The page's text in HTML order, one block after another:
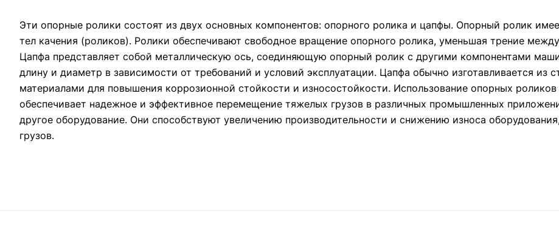
Эти опорные ролики состоят из двух основных компонентов: опорного ролика и цапфы. Опорный ролик
тел качения (роликов). Ролики обеспечивают свободное вращение опорного ролика, уменьшая трение
Цапфа представляет собой металлическую ось, соединяющую опорный ролик с другими компонентами
длину и диаметр в зависимости от требований и условий эксплуатации. Цапфа обычно изготавливается
материалами для повышения коррозионной стойкости и износостойкости. Использование опорных
обеспечивает надежное и эффективное перемещение тяжелых грузов в различных промышленных
другое оборудование. Они способствуют увеличению производительности и снижению износа
грузов.